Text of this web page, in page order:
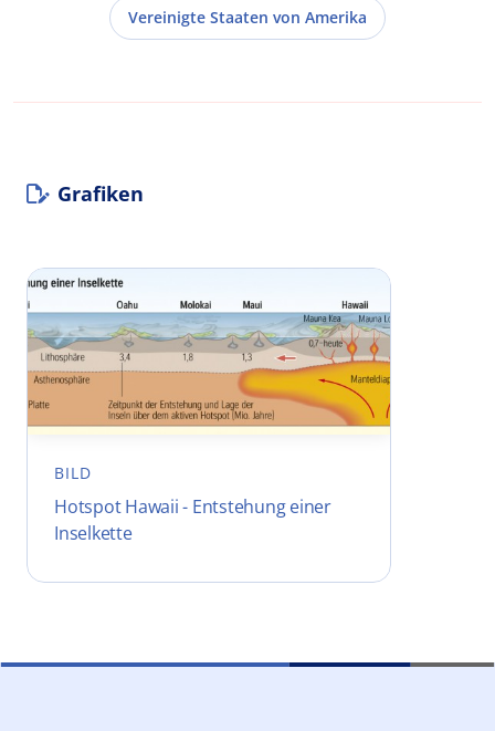
Vereinigte Staaten von Amerika
Grafiken
BILD
Hotspot Hawaii - Entstehung einer
Inselkette